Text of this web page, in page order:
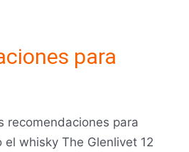
para
recomendaciones para
whisky The Glenlivet 12